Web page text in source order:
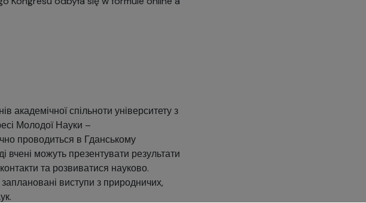
академічної спільноти університету з
Молодої Науки –
проводиться в Гданському
вчені можуть презентувати результати
та розвиватися науково.
виступи з природничих,